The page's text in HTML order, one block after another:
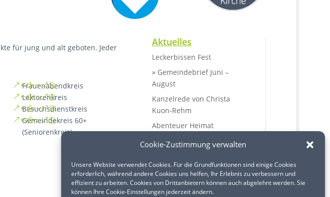
Cookie-Zustimmung verwalten
Unsere Website verwendet Cookies. Für die Grundfunktionen sind einige Cookies
erforderlich, während andere Cookies uns helfen, Ihr Erlebnis zu verbessern und
effizient zu arbeiten. Cookies von Drittanbietern können auch abgelehnt werden. Sie
können Ihre Cookie-Einstellungen jederzeit ändern.
für jung und alt geboten. Jeder
Frauenabendkreis
Lektorenkreis
Besuchsdienstkreis
Gemeindekreis 60+
(Seniorenkreis)
Aktuelles
Leckerbissen Fest
» Gemeindebrief Juni –
August
Kanzelrede von Christa
Kuon-Rehm
Abenteuer Heimat
Offene Kirche Almersbach